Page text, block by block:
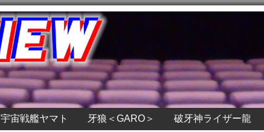
宇宙戦艦ヤマト 牙狼＜GARO＞ 破牙神ライザー龍